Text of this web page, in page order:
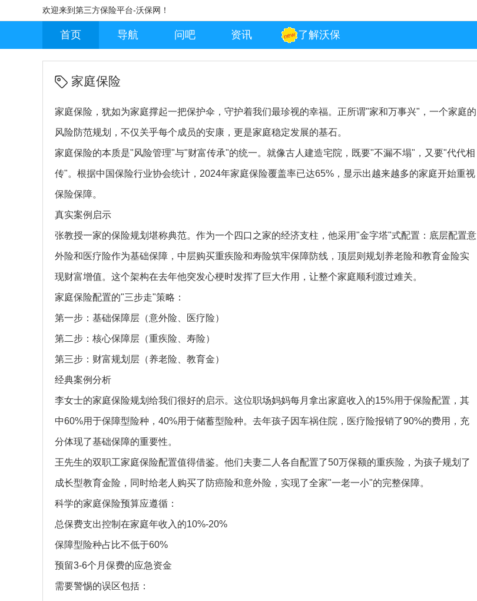
欢迎来到第三方保险平台-沃保网！
首页 导航 问吧 资讯 了解沃保
家庭保险
家庭保险，犹如为家庭撑起一把保护伞，守护着我们最珍视的幸福。正所谓"家和万事兴"，一个家庭的
风险防范规划，不仅关乎每个成员的安康，更是家庭稳定发展的基石。
家庭保险的本质是"风险管理"与"财富传承"的统一。就像古人建造宅院，既要"不漏不塌"，又要"代代相
传"。根据中国保险行业协会统计，2024年家庭保险覆盖率已达65%，显示出越来越多的家庭开始重视
保险保障。
真实案例启示
张教授一家的保险规划堪称典范。作为一个四口之家的经济支柱，他采用"金字塔"式配置：底层配置意
外险和医疗险作为基础保障，中层购买重疾险和寿险筑牢保障防线，顶层则规划养老险和教育金险实
现财富增值。这个架构在去年他突发心梗时发挥了巨大作用，让整个家庭顺利渡过难关。
家庭保险配置的"三步走"策略：
第一步：基础保障层（意外险、医疗险）
第二步：核心保障层（重疾险、寿险）
第三步：财富规划层（养老险、教育金）
经典案例分析
李女士的家庭保险规划给我们很好的启示。这位职场妈妈每月拿出家庭收入的15%用于保险配置，其
中60%用于保障型险种，40%用于储蓄型险种。去年孩子因车祸住院，医疗险报销了90%的费用，充
分体现了基础保障的重要性。
王先生的双职工家庭保险配置值得借鉴。他们夫妻二人各自配置了50万保额的重疾险，为孩子规划了
成长型教育金险，同时给老人购买了防癌险和意外险，实现了全家"一老一小"的完整保障。
科学的家庭保险预算应遵循：
总保费支出控制在家庭年收入的10%-20%
保障型险种占比不低于60%
预留3-6个月保费的应急资金
需要警惕的误区包括：